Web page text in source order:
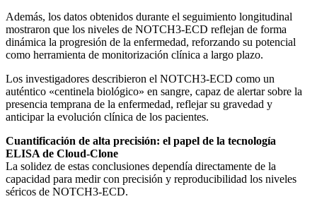
Además, los datos obtenidos durante el seguimiento longitudinal
mostraron que los niveles de NOTCH3-ECD reflejan de forma
dinámica la progresión de la enfermedad, reforzando su potencial
como herramienta de monitorización clínica a largo plazo.
Los investigadores describieron el NOTCH3-ECD como un
auténtico «centinela biológico» en sangre, capaz de alertar sobre la
presencia temprana de la enfermedad, reflejar su gravedad y
anticipar la evolución clínica de los pacientes.
Cuantificación de alta precisión: el papel de la tecnología
ELISA de Cloud-Clone
La solidez de estas conclusiones dependía directamente de la
capacidad para medir con precisión y reproducibilidad los niveles
séricos de NOTCH3-ECD.